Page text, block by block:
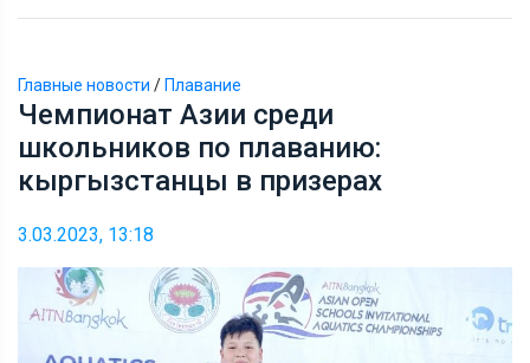
Главные новости / Плавание
Чемпионат Азии среди
школьников по плаванию:
кыргызстанцы в призерах
3.03.2023, 13:18